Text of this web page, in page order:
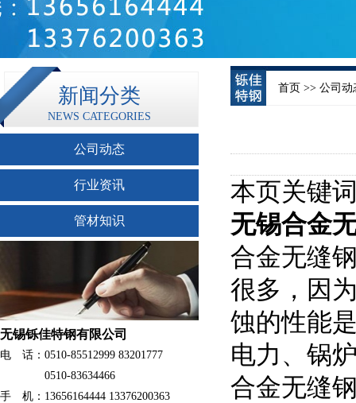
新闻分类
NEWS CATEGORIES
公司动态
行业资讯
管材知识
无锡铄佳特钢有限公司
电 话：0510-85512999 83201777
0510-83634466
手 机：13656164444 13376200363
首页 >> 公司动
本页关键
无锡合金
合金无缝
很多，因
蚀的性能
电力、锅
合金无缝